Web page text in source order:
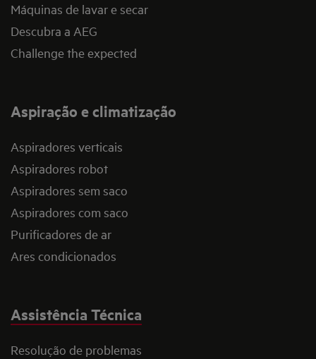
Máquinas de lavar e secar
Descubra a AEG
Challenge the expected
Aspiração e climatização
Aspiradores verticais
Aspiradores robot
Aspiradores sem saco
Aspiradores com saco
Purificadores de ar
Ares condicionados
Assistência Técnica
Resolução de problemas